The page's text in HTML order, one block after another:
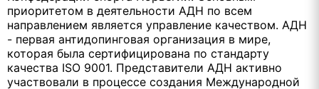
приоритетом в деятельности АДН по всем
направлением является управление качеством. АДН
- первая антидопинговая организация в мире,
которая была сертифицирована по стандарту
качества ISO 9001. Представители АДН активно
участвовали в процессе создания Международной